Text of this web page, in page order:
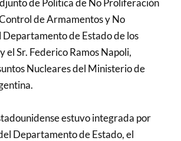
de Política de No Proliferación
de Armamentos y No
de Estado de los
el Sr. Federico Ramos Napoli,
Nucleares del Ministerio de
estuvo integrada por
Departamento de Estado, el